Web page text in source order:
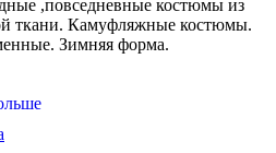
,повседневные костюмы из
ткани. Камуфляжные костюмы.
Зимняя форма.